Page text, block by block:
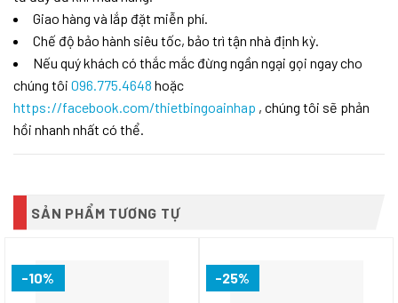
Giao hàng và lắp đặt miễn phí.
Chế độ bảo hành siêu tốc, bảo trì tận nhà định kỳ.
Nếu quý khách có thắc mắc đừng ngần ngại gọi ngay cho
chúng tôi 096.775.4648 hoặc
https://facebook.com/thietbingoainhap , chúng tôi sẽ phản
hồi nhanh nhất có thể.
SẢN PHẨM TƯƠNG TỰ
-10% -25%